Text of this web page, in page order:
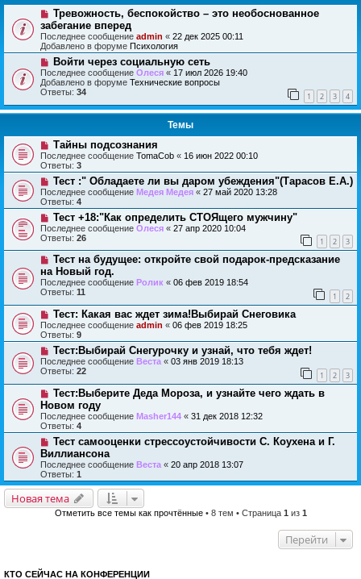
Тревожность, беспокойство – это необоснованное
забегание вперед
Последнее сообщение admin « 22 дек 2025 00:11
Добавлено в форуме Психология
Войти через социальную сеть
Последнее сообщение Олеся « 17 июл 2026 19:40
Добавлено в форуме Технические вопросы
Ответы: 34 1 2 3 4
Темы
Тайны подсознания
Последнее сообщение TomaCob « 16 июн 2022 00:10
Ответы: 3
Тест :" Обладаете ли вы даром убеждения"(Тарасов Е.А.)
Последнее сообщение Медея Медея « 27 май 2020 13:28
Ответы: 4
Тест +18:"Как определить СТОЯщего мужчину"
Последнее сообщение Олеся « 27 апр 2020 10:04
Ответы: 26 1 2 3
Тест на будущее: откройте свой подарок-предсказание
на Новый год.
Последнее сообщение Ролик « 06 фев 2019 18:54
Ответы: 11 1 2
Тест: Какая вас ждет зима!Выбирай Снеговика
Последнее сообщение admin « 06 фев 2019 18:25
Ответы: 9
Тест:Выбирай Снегурочку и узнай, что тебя ждет!
Последнее сообщение Веста « 03 янв 2019 18:13
Ответы: 22 1 2 3
Тест:Выберите Деда Мороза, и узнайте чего ждать в
Новом году
Последнее сообщение Masher144 « 31 дек 2018 12:32
Ответы: 4
Тест самооценки стрессоустойчивости С. Коухена и Г.
Виллиансона
Последнее сообщение Веста « 20 апр 2018 13:07
Ответы: 1
Новая тема
Отметить все темы как прочтённые• 8 тем • Страница 1 из 1
Перейти
КТО СЕЙЧАС НА КОНФЕРЕНЦИИ